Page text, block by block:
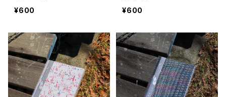
¥600
¥600